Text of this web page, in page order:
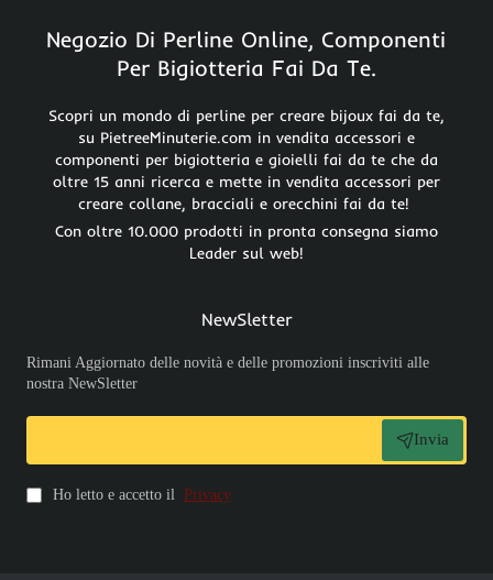
Negozio Di Perline Online, Componenti
Per Bigiotteria Fai Da Te.
Scopri un mondo di perline per creare bijoux fai da te,
su PietreeMinuterie.com in vendita accessori e
componenti per bigiotteria e gioielli fai da te che da
oltre 15 anni ricerca e mette in vendita accessori per
creare collane, bracciali e orecchini fai da te!
Con oltre 10.000 prodotti in pronta consegna siamo
Leader sul web!
NewSletter
Rimani Aggiornato delle novità e delle promozioni inscriviti alle
nostra NewSletter
Invia
Ho letto e accetto il Privacy